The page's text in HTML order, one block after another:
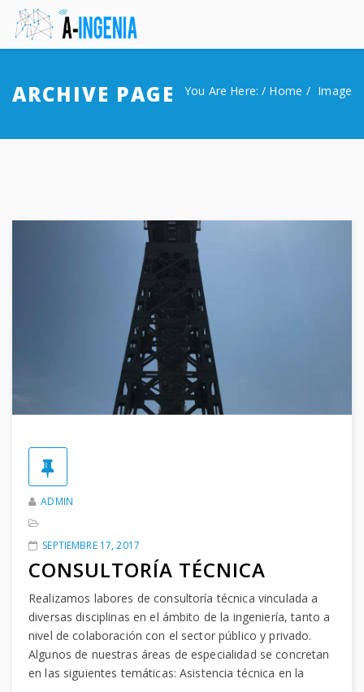
About Us
Our Work
ARCHIVE PAGE You Are Here: / Home Image
ADMIN
SEPTIEMBRE 17, 2017
CONSULTORÍA TÉCNICA
Realizamos labores de consultoría técnica vinculada a
diversas disciplinas en el ámbito de la ingeniería, tanto a
nivel de colaboración con el sector público y privado.
Algunos de nuestras áreas de especialidad se concretan
en las siguientes temáticas: Asistencia técnica en la